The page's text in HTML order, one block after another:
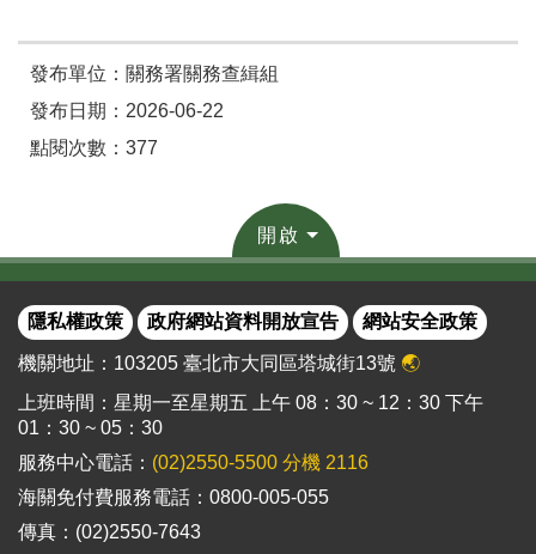
發布單位：關務署關務查緝組
發布日期：2026-06-22
點閱次數：377
開啟
隱私權政策 政府網站資料開放宣告 網站安全政策
機關地址：103205 臺北市大同區塔城街13號 🌏
上班時間：星期一至星期五 上午 08：30 ~ 12：30 下午
01：30 ~ 05：30
服務中心電話： (02)2550-5500 分機 2116
海關免付費服務電話：0800-005-055
傳真：(02)2550-7643